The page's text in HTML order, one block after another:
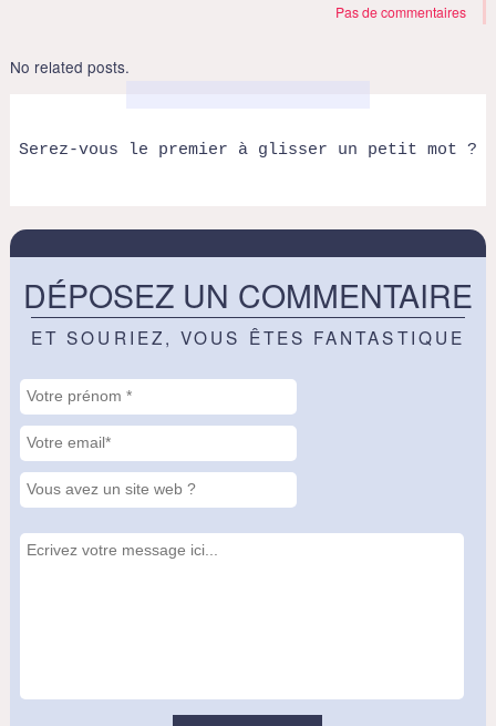
Pas de commentaires
No related posts.
Serez-vous le premier à glisser un petit mot ?
DÉPOSEZ UN COMMENTAIRE
ET SOURIEZ, VOUS ÊTES FANTASTIQUE